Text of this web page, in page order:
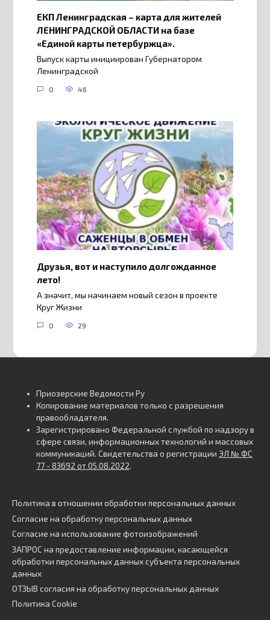
ЕКП Ленинградская – карта для жителей
ЛЕНИНГРАДСКОЙ ОБЛАСТИ на базе
«Единой карты петербуржца».
Выпуск карты инициирован Губернатором
Ленинградской
0 46
Друзья, вот и наступило долгожданное
лето!
А значит, мы начинаем новый сезон в проекте
Круг Жизни
0 29
Приозерские Ведомости Ру
Копирование материалов только с разрешения
правообладателя.
Зарегистрировано Федеральной службой по надзору в
сфере связи, информационных технологий и массовых
коммуникаций. Свидетельства о регистрации ЭЛ № ФС
77 - 83692 от 05.08.2022.
Политика в отношении обработки персональных данных
Согласие на обработку персональных данных
Согласие на использование фотоизображений
ЗАПРОС на предоставление информации, касающейся
обработки персональных данных субъекта персональных
данных
ОТЗЫВ согласия на обработку персональных данных
Политика Cookie